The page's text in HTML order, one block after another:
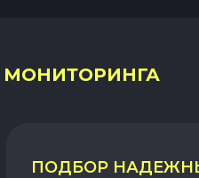
ПОДБОР